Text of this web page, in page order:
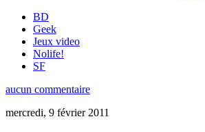
BD
Geek
Jeux video
Nolife!
SF
aucun commentaire
mercredi, 9 février 2011